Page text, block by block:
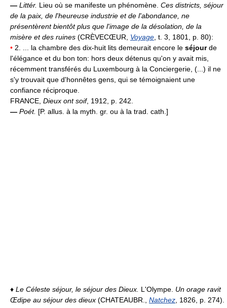
— Littér. Lieu où se manifeste un phénomène. Ces districts, séjour
de la paix, de l'heureuse industrie et de l'abondance, ne
présentèrent bientôt plus que l'image de la désolation, de la
misère et des ruines (CRÈVECŒUR, Voyage , t. 3, 1801, p. 80):
• 2. ... la chambre des dix-huit lits demeurait encore le séjourde
l'élégance et du bon ton: hors deux détenus qu'on y avait mis,
récemment transférés du Luxembourg à la Conciergerie, (...) il ne
s'y trouvait que d'honnêtes gens, qui se témoignaient une
confiance réciproque.
FRANCE, Dieux ont soif, 1912, p. 242.
— Poét. [P. allus. à la myth. gr. ou à la trad. cath.]
♦ Le Céleste séjour, le séjour des Dieux. L'Olympe. Un orage ravit
Œdipe au séjour des dieux (CHATEAUBR., Natchez , 1826, p. 274).